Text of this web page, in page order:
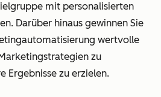
mit personalisierten
Darüber hinaus gewinnen Sie
wertvolle
zu
Ergebnisse zu erzielen.